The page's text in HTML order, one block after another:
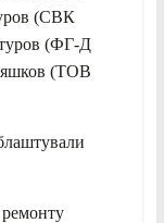
(СВК
(ФГ-Д
(ТОВ